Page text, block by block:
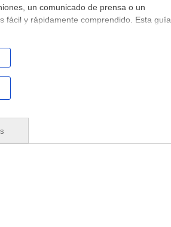
un comunicado de prensa o un
fácil y rápidamente comprendido. Esta guía